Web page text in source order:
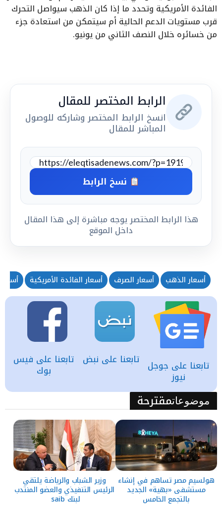
الفائدة الأمريكية وتحدد ما إذا كان الذهب سيواصل التحرك
قرب مستويات الدعم الحالية أم سيتمكن من استعادة جزء
من خسائره خلال النصف الثاني من يونيو.
الرابط المختصر للمقال
انسخ الرابط المختصر وشاركه للوصول
المباشر للمقال
نسخ الرابط
هذا الرابط المختصر يوجه مباشرة إلى هذا المقال
داخل الموقع
أسعار الذهب أسعار الصرف أسعار الفائدة الأمريكية
تابعنا على فيس
بوك
تابعنا على نبض تابعنا على جوجل
نيوز
موضوعاتمقترحة
هولسيم مصر تساهم في إنشاء
مستشفى «بهية» الجديد
بالتجمع الخامس
وزير الشباب والرياضة يلتقي
الرئيس التنفيذي والعضو المنتدب
لبنك saib